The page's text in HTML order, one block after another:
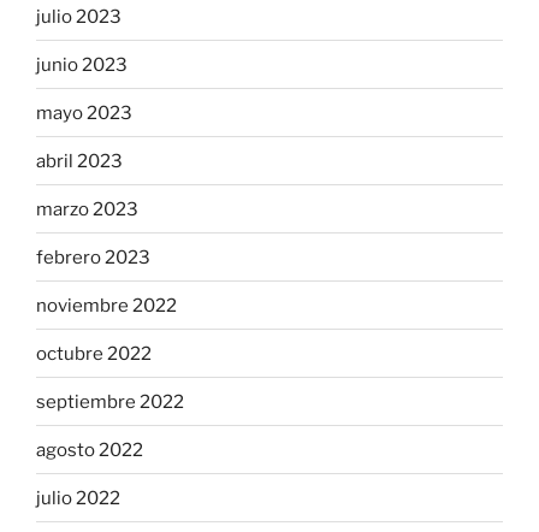
julio 2023
junio 2023
mayo 2023
abril 2023
marzo 2023
febrero 2023
noviembre 2022
octubre 2022
septiembre 2022
agosto 2022
julio 2022